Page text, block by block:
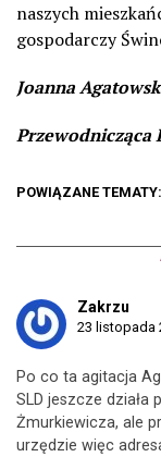
naszych
gospodarczy
Joanna
Przewodnicząca
POWIĄZANE TEMATY:
Zakrzu
23 listopada
Po co ta agitacja
SLD jeszcze działa
Żmurkiewicza, ale
urzędzie więc